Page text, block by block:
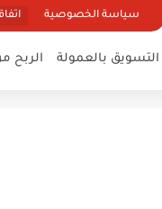
سياسة الخصوصية
التسويق بالعمولة الربح